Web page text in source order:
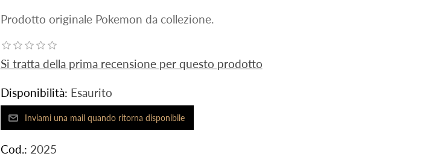
Prodotto originale Pokemon da collezione.
Si tratta della prima recensione per questo prodotto
Disponibilità: Esaurito
Cod.: 2025